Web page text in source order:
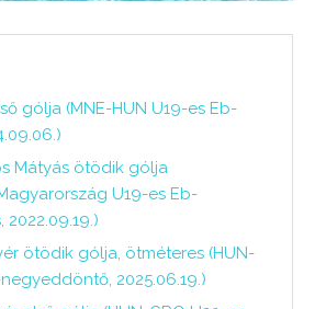
gólja (MNE-HUN U19-es Eb-
Mátyás ötödik gólja
U19-es Eb-
ötödik gólja, ötméteres (HUN-
2025.06.19.)